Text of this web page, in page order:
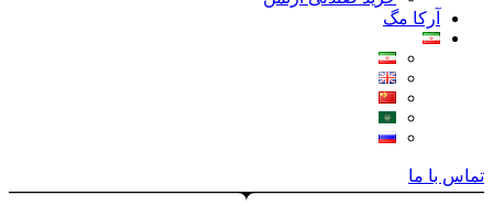
آرکا مگ
تماس با ما